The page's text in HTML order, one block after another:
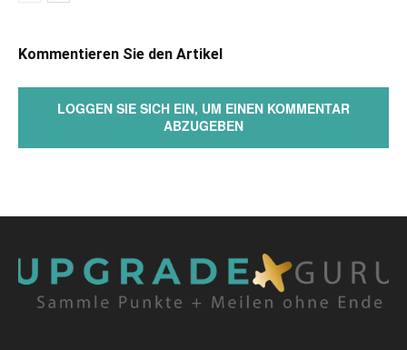
Kommentieren Sie den Artikel
LOGGEN SIE SICH EIN, UM EINEN KOMMENTAR
ABZUGEBEN